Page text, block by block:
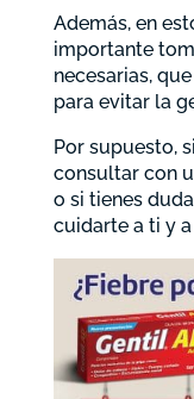
Además, en
importante
necesarias,
para evitar la
Por supuesto,
consultar con
o si tienes
cuidarte a ti y